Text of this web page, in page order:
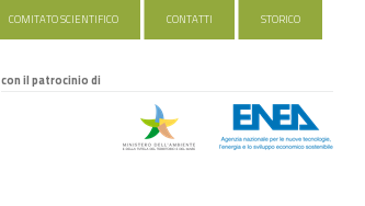
COMITATO SCIENTIFICO CONTATTI STORICO
con il patrocinio di